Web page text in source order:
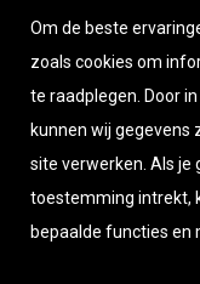
Om de beste
zoals cookies om
te raadplegen. Door
kunnen wij gegevens
site verwerken. Als
toestemming intrekt,
bepaalde functies en
Wilt u
Bel of